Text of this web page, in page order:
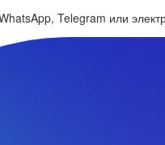
Telegram или